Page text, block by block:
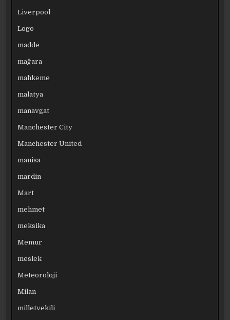
Liverpool
Logo
madde
mağara
mahkeme
malatya
manavgat
Manchester City
Manchester United
manisa
mardin
Mart
mehmet
meksika
Memur
meslek
Meteoroloji
Milan
milletvekili